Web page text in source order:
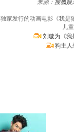
来源： 搜狐娱
家发行的动画电影《我
儿
刘璇为《我
狗主人